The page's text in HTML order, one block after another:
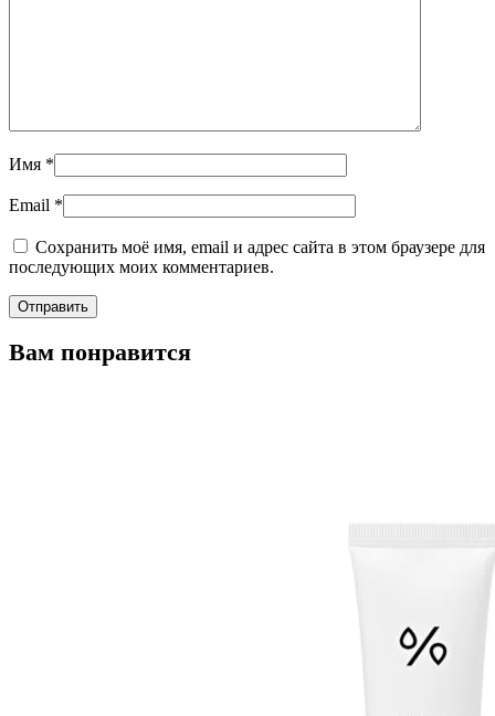
Имя *
Email *
Сохранить моё имя, email и адрес сайта в этом браузере для
последующих моих комментариев.
Вам понравится